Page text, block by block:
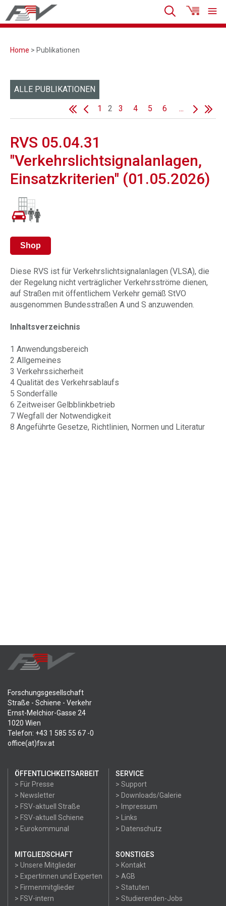
Home > Publikationen
ALLE PUBLIKATIONEN
1
2 3 4 5 6 ...
RVS 05.04.31
"Verkehrslichtsignalanlagen,
Einsatzkriterien" (01.05.2026)
Shop
Diese RVS ist für Verkehrslichtsignalanlagen (VLSA), die
der Regelung nicht verträglicher Verkehrsströme dienen,
auf Straßen mit öffentlichem Verkehr gemäß StVO
ausgenommen Bundesstraßen A und S anzuwenden.
Inhaltsverzeichnis
1 Anwendungsbereich
2 Allgemeines
3 Verkehrssicherheit
4 Qualität des Verkehrsablaufs
5 Sonderfälle
6 Zeitweiser Gelbblinkbetrieb
7 Wegfall der Notwendigkeit
8 Angeführte Gesetze, Richtlinien, Normen und Literatur
Forschungsgesellschaft
Straße - Schiene - Verkehr
Ernst-Melchior-Gasse 24
1020 Wien
Telefon: +43 1 585 55 67 -0
office(at)fsv.at
ÖFFENTLICHKEITSARBEIT
> Für Presse
> Newsletter
> FSV-aktuell Straße
> FSV-aktuell Schiene
> Eurokommunal
SERVICE
> Support
> Downloads/Galerie
> Impressum
> Links
> Datenschutz
MITGLIEDSCHAFT
> Unsere Mitglieder
> Expertinnen und Experten
> Firmenmitglieder
> FSV-intern
SONSTIGES
> Kontakt
> AGB
> Statuten
> Studierenden-Jobs